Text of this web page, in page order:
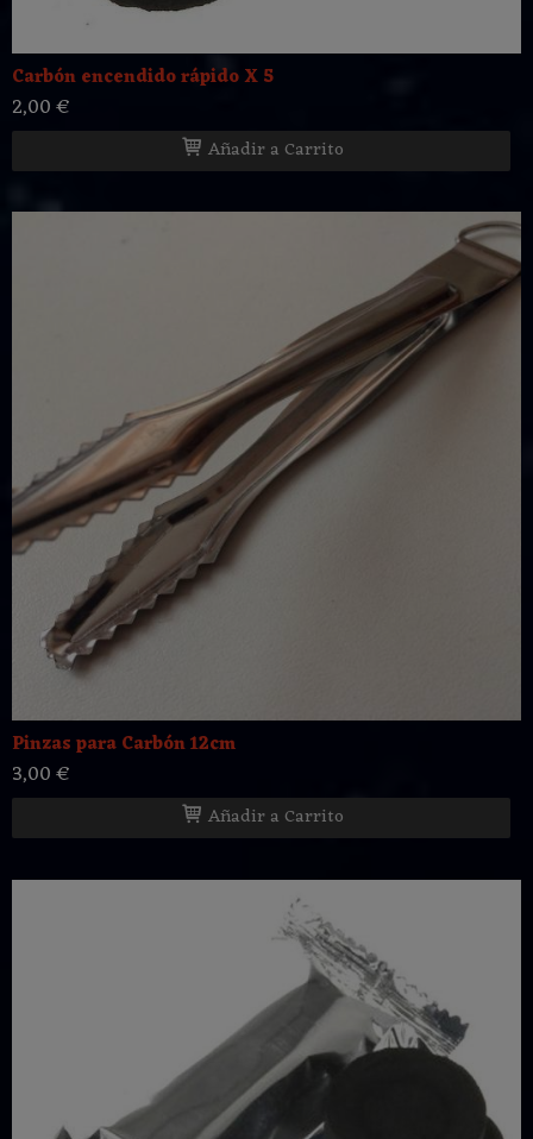
Carbón encendido rápido X 5
2,00 €
Añadir a Carrito
Pinzas para Carbón 12cm
3,00 €
Añadir a Carrito